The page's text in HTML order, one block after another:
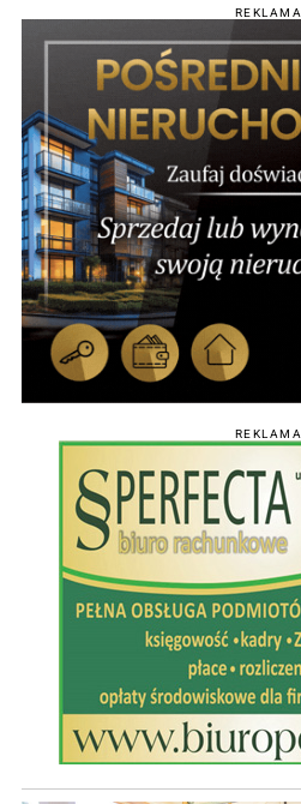
REKLAMA
REKLAMA